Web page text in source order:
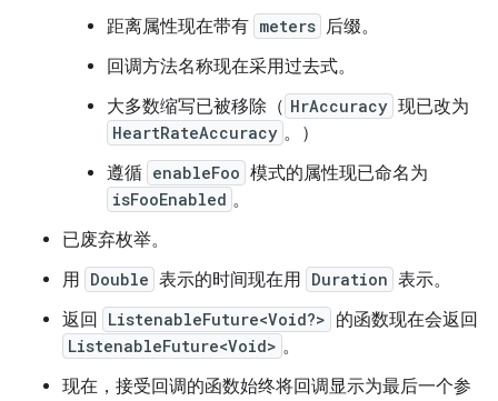
距离属性现在带有 meters 后缀。
回调方法名称现在采用过去式。
大多数缩写已被移除（ HrAccuracy 现已改为
HeartRateAccuracy 。）
遵循 enableFoo 模式的属性现已命名为
isFooEnabled 。
已废弃枚举。
用 Double 表示的时间现在用 Duration 表示。
返回
ListenableFuture<Void?> 的函数现在会返回
ListenableFuture<Void> 。
现在，接受回调的函数始终将回调显示为最后一个参